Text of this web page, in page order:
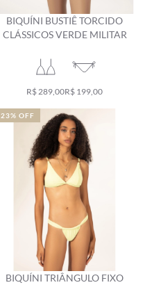
BIQUÍNI BUSTIÊ TORCIDO
CLÁSSICOS VERDE MILITAR
R$ 289,00R$ 199,00
BIQUÍNI TRIÂNGULO FIXO
23% OFF